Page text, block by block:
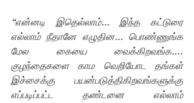
“என்னடி இதெல்லாம்… இந்த கட்டுரை
எல்லாம் நீதானே எழுதின… பொண்ணுங்க
மேல கையை வைக்கிறவங்க….
குழந்தைகளை காம வெறியோட தங்கள்
இச்சைக்கு பயன்படுத்திகிறவங்களுக்கு
எப்படிப்பட்ட தண்டனை எல்லாம்